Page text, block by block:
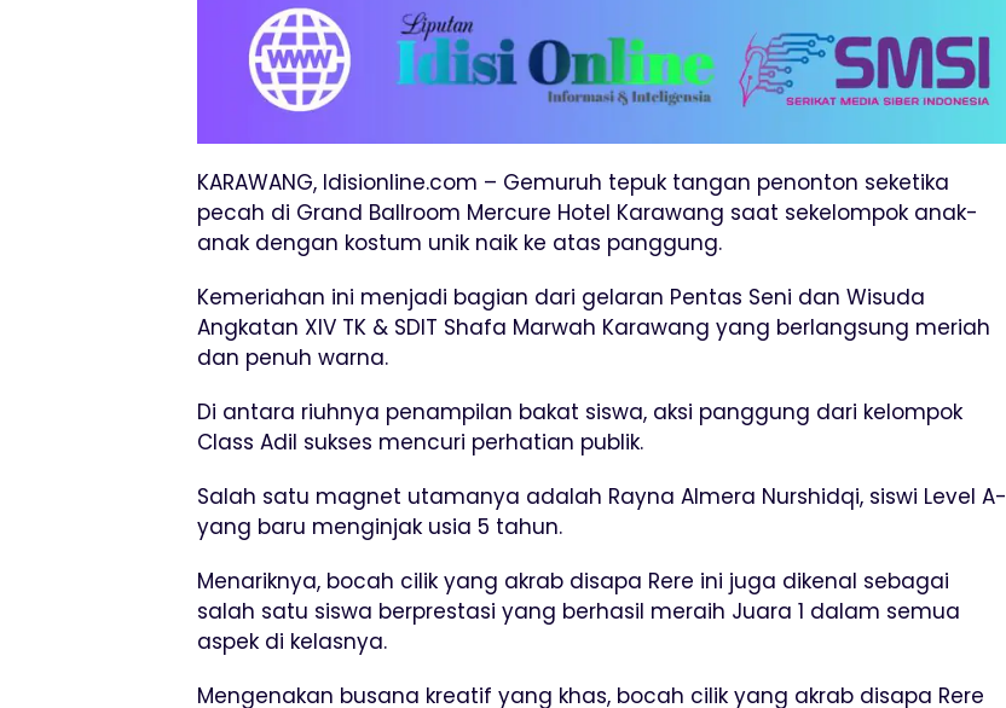
KARAWANG, Idisionline.com – Gemuruh tepuk tangan penonton seketika
pecah di Grand Ballroom Mercure Hotel Karawang saat sekelompok anak-
anak dengan kostum unik naik ke atas panggung.
Kemeriahan ini menjadi bagian dari gelaran Pentas Seni dan Wisuda
Angkatan XIV TK & SDIT Shafa Marwah Karawang yang berlangsung meriah
dan penuh warna.
Di antara riuhnya penampilan bakat siswa, aksi panggung dari kelompok
Class Adil sukses mencuri perhatian publik.
Salah satu magnet utamanya adalah Rayna Almera Nurshidqi, siswi Level A-
yang baru menginjak usia 5 tahun.
Menariknya, bocah cilik yang akrab disapa Rere ini juga dikenal sebagai
salah satu siswa berprestasi yang berhasil meraih Juara 1 dalam semua
aspek di kelasnya.
Mengenakan busana kreatif yang khas, bocah cilik yang akrab disapa Rere